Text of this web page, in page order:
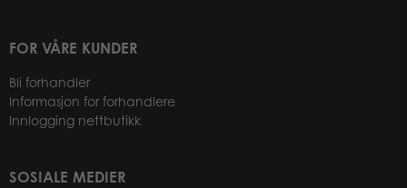
FOR VÅRE KUNDER
Bli forhandler
Informasjon for forhandlere
Innlogging nettbutikk
SOSIALE MEDIER